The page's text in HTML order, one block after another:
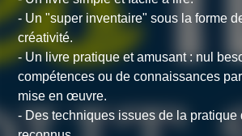
- Un "super inventaire" sous la forme
créativité.
- Un livre pratique et amusant : nul
compétences ou de connaissances
mise en œuvre.
- Des techniques issues de la pratique